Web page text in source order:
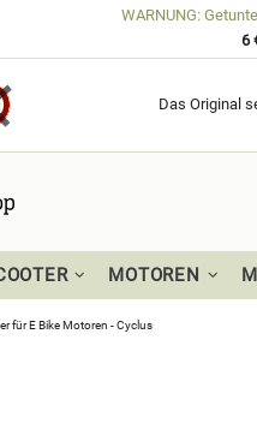
WARNUNG:
6
Das Original
MOTOREN
für E Bike Motoren - Cyclus